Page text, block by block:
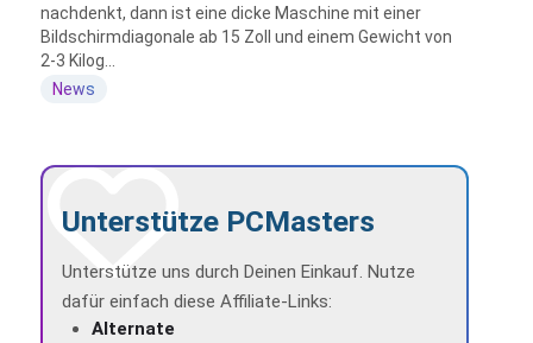
nachdenkt, dann ist eine dicke Maschine mit einer
Bildschirmdiagonale ab 15 Zoll und einem Gewicht von
2-3 Kilog...
News
Unterstütze PCMasters
Unterstütze uns durch Deinen Einkauf. Nutze
dafür einfach diese Affiliate-Links:
Alternate